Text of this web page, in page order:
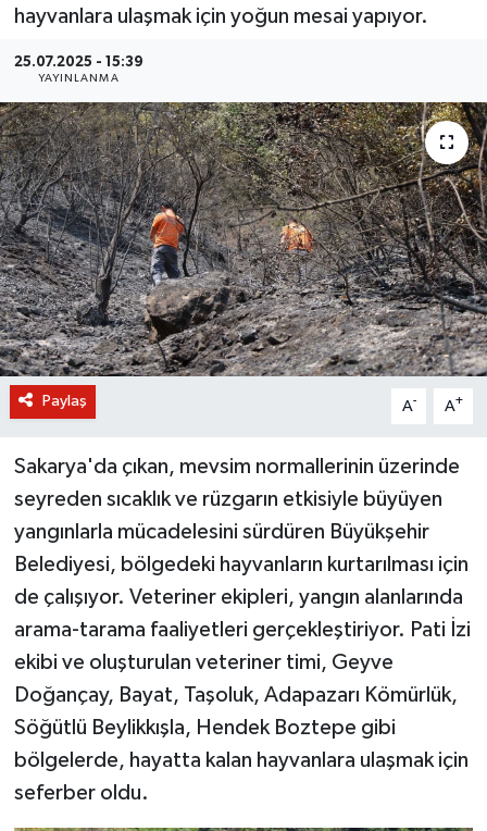
hayvanlara ulaşmak için yoğun mesai yapıyor.
25.07.2025 - 15:39
YAYINLANMA
Paylaş A- A+
Sakarya'da çıkan, mevsim normallerinin üzerinde
seyreden sıcaklık ve rüzgarın etkisiyle büyüyen
yangınlarla mücadelesini sürdüren Büyükşehir
Belediyesi, bölgedeki hayvanların kurtarılması için
de çalışıyor. Veteriner ekipleri, yangın alanlarında
arama-tarama faaliyetleri gerçekleştiriyor. Pati İzi
ekibi ve oluşturulan veteriner timi, Geyve
Doğançay, Bayat, Taşoluk, Adapazarı Kömürlük,
Söğütlü Beylikkışla, Hendek Boztepe gibi
bölgelerde, hayatta kalan hayvanlara ulaşmak için
seferber oldu.
OTOMOBİL
KURUMSAL